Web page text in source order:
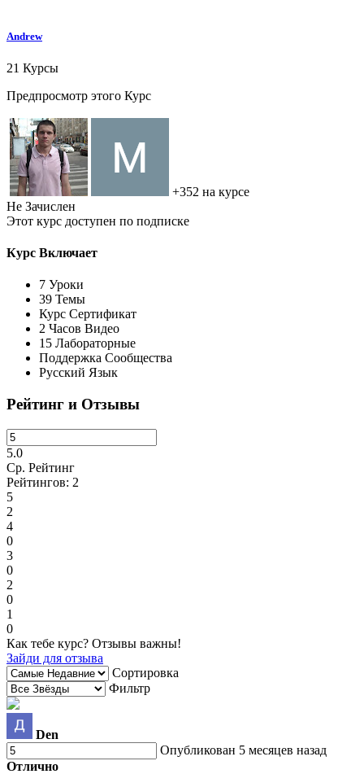
Andrew
21 Курсы
Предпросмотр этого Курс
+352 на курсе
Не Зачислен
Этот курс доступен по подписке
Курс Включает
7 Уроки
39 Темы
Курс Сертификат
2 Часов Видео
15 Лабораторные
Поддержка Сообщества
Русский Язык
Рейтинг и Отзывы
5.0
Ср. Рейтинг
Рейтингов: 2
5
2
4
0
3
0
2
0
1
0
Как тебе курс? Отзывы важны!
Зайди для отзыва
Сортировка
Фильтр
Den
Опубликован 5 месяцев назад
Отлично